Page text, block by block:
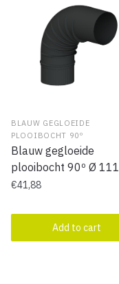
BLAUW GEGLOEIDE
PLOOIBOCHT 90º
Blauw gegloeide
plooibocht 90º Ø 111
€41,88
Add to cart